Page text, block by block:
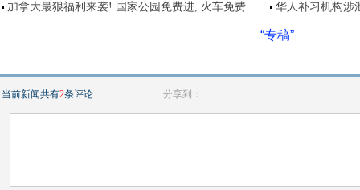
加拿大最狠福利来袭! 国家公园免费进, 火车免费
华人补习机构涉
“专稿”
当前新闻共有2条评论 分享到：